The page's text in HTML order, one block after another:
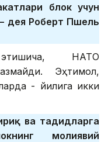
блок учун
дея Роберт Пшель
НАТО
Эҳтимол,
- йилига икки
ва таҳдидларга
молиявий